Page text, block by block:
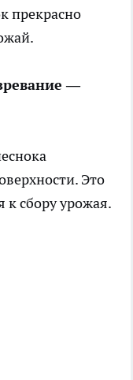
прекрасно
—
Это
к сбору урожая.